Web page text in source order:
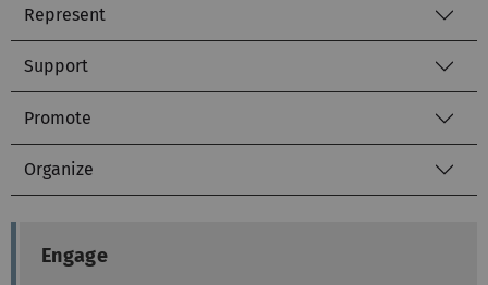
Represent
Support
Promote
Organize
Engage